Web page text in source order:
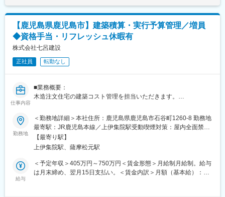
【安心して成長できる環境】
入社後、確実に仕事を覚えられる体制を取っています。上司の指
導により、焦ることなくゆとりを持って成長できる環境です。ス
テップとして、モデルルームの案内、住宅ローン等の支払い関連
の対応→建築に関する専門的な知識など、一つずつ覚えていただ
きながら、じっくりと成長していただくことを想定しています。
宅建資格の取得後は資格手当を支給するなど、資格取得に向けた
サポートも整えています。
年収1,000万円（43歳 リーダー／入社20年目）
年収730万円（36歳 課長代理／入社15年目）
年収540万円（28歳 主任クラス／入社3年目）
現状2名が在籍しております。営業所長：1名（50代）/課長：1名
（50代）。30年以上不動産マンション販売畑で活動してきたベテ
別に業績に応じて、インセンティブ（成果給）あり賃金はあくま
でも目安の金額であり、選考を通じて上下する可能性がありま
す。月給(月額)は固定手当を含めた表記です。
【鹿児島県鹿児島市】建築積算・実行予算管理／増員
◆資格手当・リフレッシュ休暇有
株式会社七呂建設
正社員 転勤なし
仕事内容
■業務概要：
木造注文住宅の建築コスト管理を担当いただきます。
善提案をお任せします。
■業務詳細：
・木造住宅工事実行予算の作成
・実行予算組精度改善の立案
・資材・外注工事の単価管理
・協力業者との価格折衝
勤務地
＜勤務地詳細＞本社住所：鹿児島県鹿児島市石谷町1260-8 勤務地
最寄駅：JR鹿児島本線／上伊集院駅受動喫煙対策：屋内全面禁煙
変更の範囲：会社の定める事業所
【最寄り駅】
上伊集院駅、薩摩松元駅
給与
＜予定年収＞405万円～750万円＜賃金形態＞月給制月給制。給与
は月末締め、翌月15日支払い。＜賃金内訳＞月額（基本給）：